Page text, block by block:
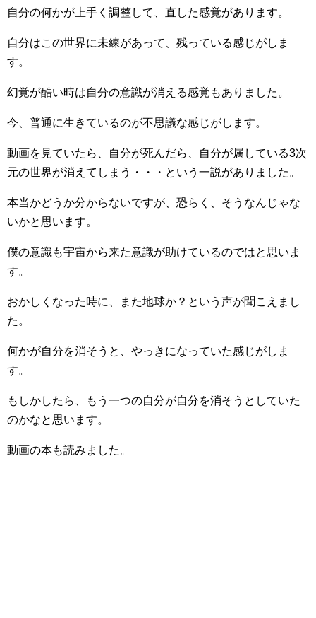
自分の何かが上手く調整して、直した感覚があります。
自分はこの世界に未練があって、残っている感じがしま
す。
幻覚が酷い時は自分の意識が消える感覚もありました。
今、普通に生きているのが不思議な感じがします。
動画を見ていたら、自分が死んだら、自分が属している3次
元の世界が消えてしまう・・・という一説がありました。
本当かどうか分からないですが、恐らく、そうなんじゃな
いかと思います。
僕の意識も宇宙から来た意識が助けているのではと思いま
す。
おかしくなった時に、また地球か？という声が聞こえまし
た。
何かが自分を消そうと、やっきになっていた感じがしま
す。
もしかしたら、もう一つの自分が自分を消そうとしていた
のかなと思います。
動画の本も読みました。